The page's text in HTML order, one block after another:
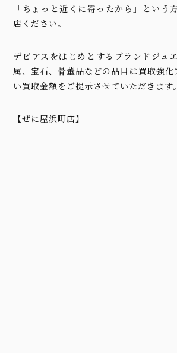
「ちょっと近くに寄ったから」という
店ください。
デビアスをはじめとするブランドジュ
属、宝石、骨董品などの品目は買取強化
い買取金額をご提示させていただきます。
【ぜに屋浜町店】